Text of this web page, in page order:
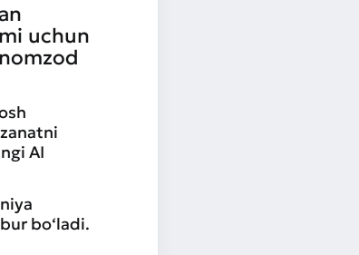
uchun
AI
bo‘ladi.